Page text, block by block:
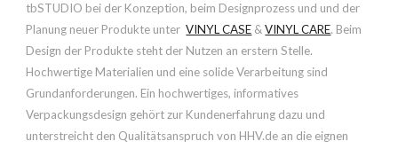
tbSTUDIO bei der Konzeption, beim Designprozess und und der
Planung neuer Produkte unterVINYL CASE &VINYL CARE. Beim
Design der Produkte steht der Nutzen an erstern Stelle.
Hochwertige Materialien und eine solide Verarbeitung sind
Grundanforderungen. Ein hochwertiges, informatives
Verpackungsdesign gehört zur Kundenerfahrung dazu und
unterstreicht den Qualitätsanspruch von HHV.de an die eignen